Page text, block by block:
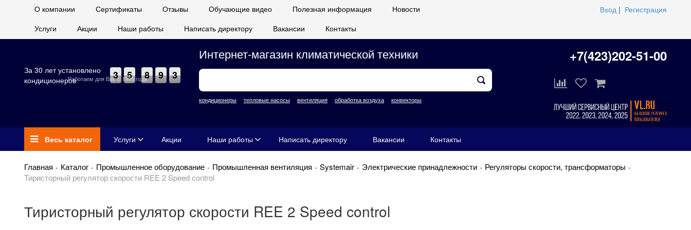
О компании Сертификаты Отзывы Обучающие видео Полезная информация
Новости
Услуги
Акции Наши работы Написать директору Вакансии Контакты
Вход | Регистрация
Работаем для Вас с 1995 года
За 30 лет установлено
кондиционеров
3 5 8 9 3
Интернет-магазин климатической техники
кондиционеры тепловые насосы вентиляция обработка воздуха конвекторы
+7(423)202-51-00
Весь каталог Услуги Акции Наши работы Написать директору Вакансии Контакты
Главная Каталог Промышленное оборудование Промышленная вентиляция Systemair Электрические принадлежности
Регуляторы скорости, трансформаторы
Тиристорный регулятор скорости REE 2 Speed control
Тиристорный регулятор скорости REE 2 Speed control